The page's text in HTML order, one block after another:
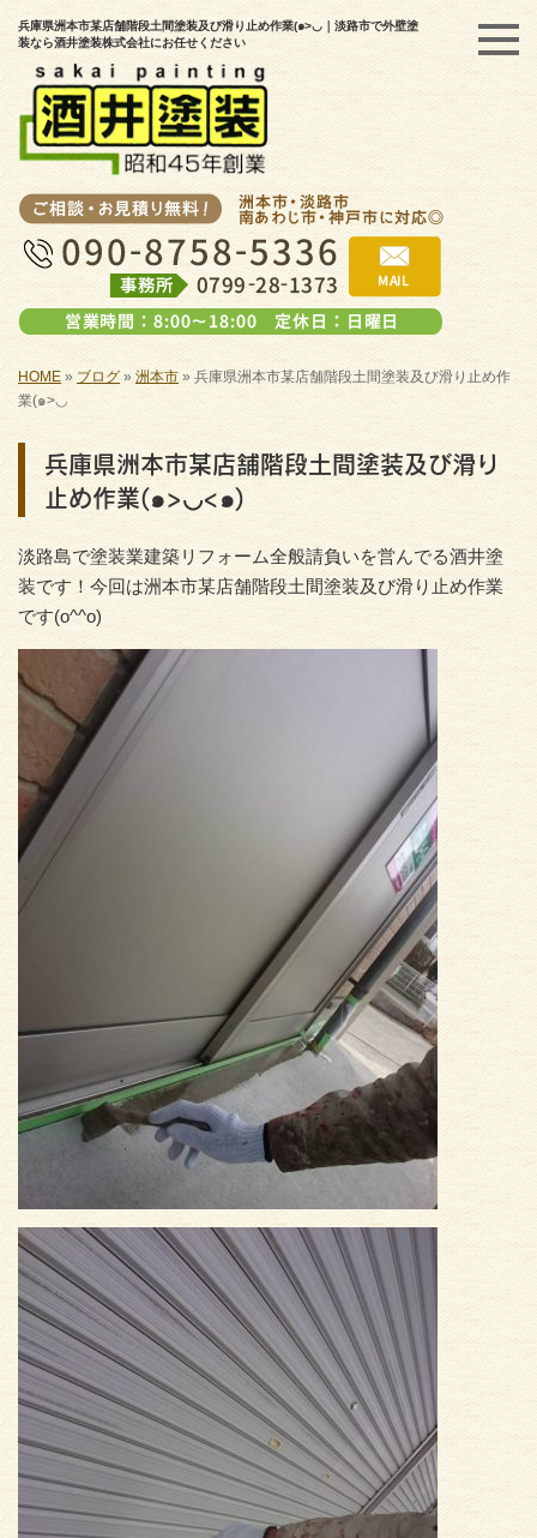
兵庫県洲本市某店舗階段土間塗装及び滑り止め作業(๑>◡｜淡路市で外壁塗
装なら酒井塗装株式会社にお任せください
HOME » ブログ» 洲本市 » 兵庫県洲本市某店舗階段土間塗装及び滑り止め作
業(๑>◡
兵庫県洲本市某店舗階段土間塗装及び滑り
止め作業(๑>◡<๑)
淡路島で塗装業建築リフォーム全般請負いを営んでる酒井塗
装です！今回は洲本市某店舗階段土間塗装及び滑り止め作業
です(o^^o)